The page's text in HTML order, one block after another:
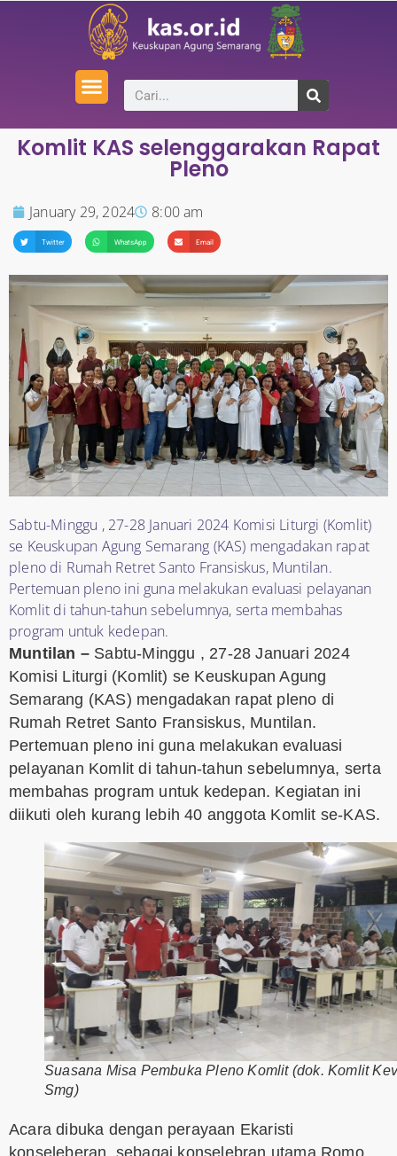
Komlit KAS selenggarakan Rapat
Pleno
January 29, 2024 8:00 am
Twitter WhatsApp Email
Sabtu-Minggu , 27-28 Januari 2024 Komisi Liturgi (Komlit)
se Keuskupan Agung Semarang (KAS) mengadakan rapat
pleno di Rumah Retret Santo Fransiskus, Muntilan.
Pertemuan pleno ini guna melakukan evaluasi pelayanan
Komlit di tahun-tahun sebelumnya, serta membahas
program untuk kedepan.
Muntilan – Sabtu-Minggu , 27-28 Januari 2024
Komisi Liturgi (Komlit) se Keuskupan Agung
Semarang (KAS) mengadakan rapat pleno di
Rumah Retret Santo Fransiskus, Muntilan.
Pertemuan pleno ini guna melakukan evaluasi
pelayanan Komlit di tahun-tahun sebelumnya, serta
membahas program untuk kedepan. Kegiatan ini
diikuti oleh kurang lebih 40 anggota Komlit se-KAS.
Suasana Misa Pembuka Pleno Komlit (dok. Komlit
Smg)
Acara dibuka dengan perayaan Ekaristi